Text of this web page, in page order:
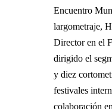
Encuentro
largometraje,
Director en el
dirigido el
y diez
festivales
colaboración